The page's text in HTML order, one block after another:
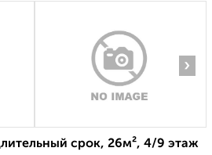
›
срок, 26м², 4/9 этаж